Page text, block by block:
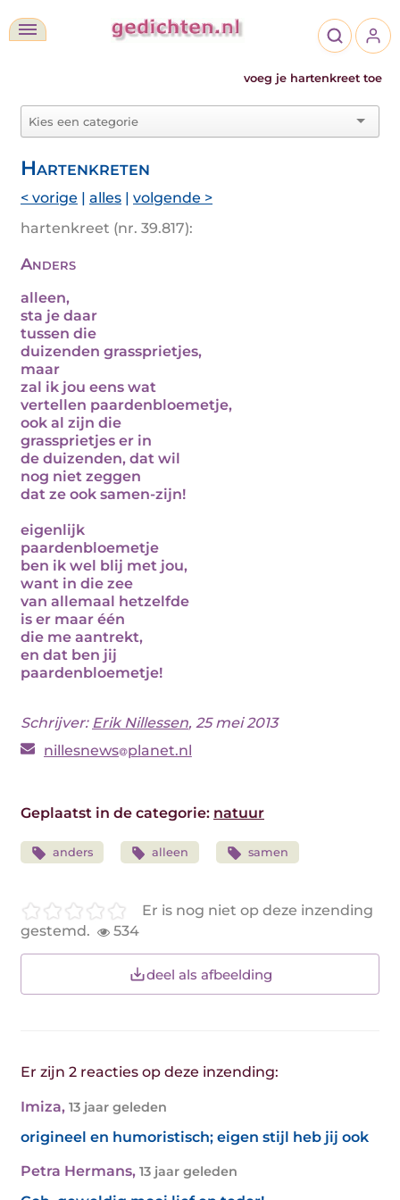
voeg je hartenkreet toe
Hartenkreten
< vorige | alles | volgende >
hartenkreet (nr. 39.817):
Anders
alleen,
sta je daar
tussen die
duizenden grassprietjes,
maar
zal ik jou eens wat
vertellen paardenbloemetje,
ook al zijn die
grassprietjes er in
de duizenden, dat wil
nog niet zeggen
dat ze ook samen-zijn!
eigenlijk
paardenbloemetje
ben ik wel blij met jou,
want in die zee
van allemaal hetzelfde
is er maar één
die me aantrekt,
en dat ben jij
paardenbloemetje!
Schrijver: Erik Nillessen, 25 mei 2013
nillesnews planet.nl
Geplaatst in de categorie: natuur
anders alleen samen
Er is nog niet op deze inzending
gestemd.
534
deel als afbeelding
Er zijn 2 reacties op deze inzending:
Imiza, 13 jaar geleden
origineel en humoristisch; eigen stijl heb jij ook
Petra Hermans, 13 jaar geleden